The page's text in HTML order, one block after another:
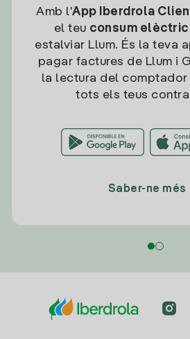
Amb l'App Iberdrola
el teu consum elèctric
estalviar Llum. És la teva
pagar factures de Llum i
la lectura del comptador
tots els teus
Saber-ne més